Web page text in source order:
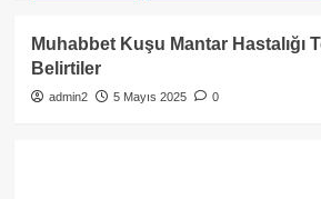
Muhabbet Kuşu Mantar Hastalığı
Belirtiler
admin2 5 Mayıs 2025 0